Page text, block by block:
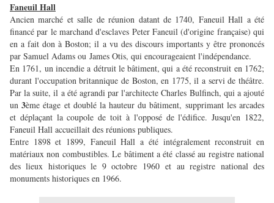
Faneuil Hall
Ancien marché et salle de réunion datant de 1740, Faneuil Hall a été
financé par le marchand d'esclaves Peter Faneuil (d'origine française) qui
en a fait don à Boston; il a vu des discours importants y être prononcés
par Samuel Adams ou James Otis, qui encourageaient l'indépendance.
En 1761, un incendie a détruit le bâtiment, qui a été reconstruit en 1762;
durant l'occupation britannique de Boston, en 1775, il a servi de théâtre.
Par la suite, il a été agrandi par l'architecte Charles Bulfinch, qui a ajouté
un3ème étage et doublé la hauteur du bâtiment, supprimant les arcades
et déplaçant la coupole de toit à l'opposé de l'édifice. Jusqu'en 1822,
Faneuil Hall accueillait des réunions publiques.
Entre 1898 et 1899, Faneuil Hall a été intégralement reconstruit en
matériaux non combustibles. Le bâtiment a été classé au registre national
des lieux historiques le 9 octobre 1960 et au registre national des
monuments historiques en 1966.